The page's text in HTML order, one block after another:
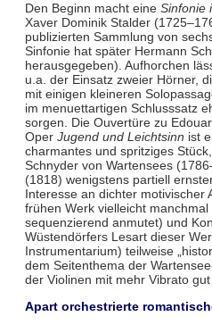
Den Beginn macht eine Sinfonie
Xaver Dominik Stalder
publizierten Sammlung von
Sinfonie hat später Hermann
herausgegeben). Aufhorchen
u.a. der Einsatz zweier Hörner,
mit einigen kleineren
im menuettartigen Schlusssatz
sorgen. Die Ouvertüre zu
Oper Jugend und Leichtsinn ist
charmantes und spritziges
Schnyder von Wartensees
(1818) wenigstens partiell
Interesse an dichter motivischer
frühen Werk vielleicht manchmal
sequenzierend anmutet) und
Wüstendörfers Lesart dieser
Instrumentarium) teilweise
dem Seitenthema der
der Violinen mit mehr Vibrato gut
Apart orchestrierte